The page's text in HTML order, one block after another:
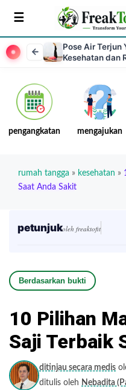
Pose Air Terjun
Kesehatan dan
pengangkatan mengajukan
rumah tangga » kesehatan »
Saat Anda Sakit
petunjukoleh freaktofit
Berdasarkan bukti
10 Pilihan
Saji Terbaik
ditinjau secara medis
ditulis oleh Nebadita